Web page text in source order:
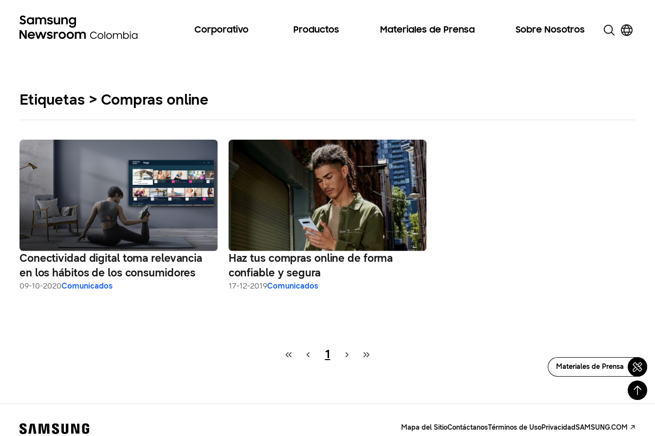
Corporativo Productos Materiales de Prensa Sobre Nosotros
Etiquetas > Compras online
Conectividad digital toma relevancia
en los hábitos de los consumidores
09-10-2020Comunicados
Haz tus compras online de forma
confiable y segura
17-12-2019Comunicados
1
Materiales de Prensa
Mapa del SitioContáctanosTérminos de UsoPrivacidadSAMSUNG.COM